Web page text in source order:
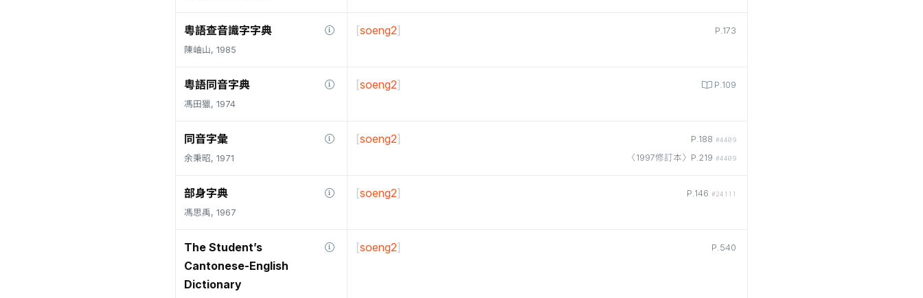
粵語查音識字字典
陳岫山, 1985
P.173
[soeng2]
粵語同音字典
馮田獵, 1974
P.109
[soeng2]
同音字彙
余秉昭, 1971
P.188 #4409
〈1997修訂本〉P.219 #4409
[soeng2]
部身字典
馮思禹, 1967
P.146 #24111
[soeng2]
The Student’s
Cantonese-English
Dictionary
P.540
[soeng2]